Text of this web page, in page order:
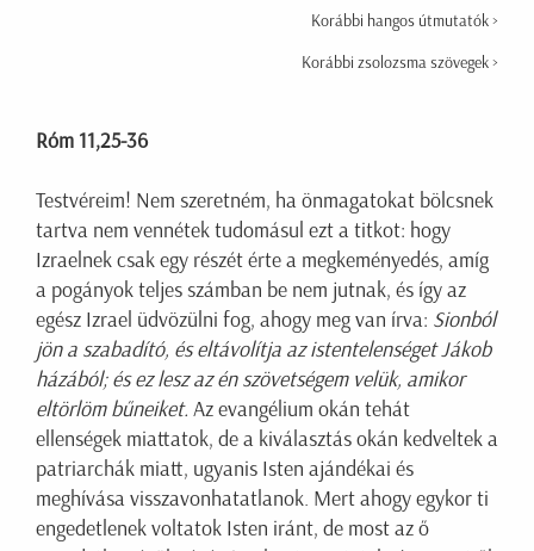
Korábbi hangos útmutatók >
Korábbi zsolozsma szövegek >
Róm 11,25-36
Testvéreim! Nem szeretném, ha önmagatokat bölcsnek
tartva nem vennétek tudomásul ezt a titkot: hogy
Izraelnek csak egy részét érte a megkeményedés, amíg
a pogányok teljes számban be nem jutnak, és így az
egész Izrael üdvözülni fog, ahogy meg van írva: Sionból
jön a szabadító, és eltávolítja az istentelenséget Jákob
házából; és ez lesz az én szövetségem velük, amikor
eltörlöm bűneiket. Az evangélium okán tehát
ellenségek miattatok, de a kiválasztás okán kedveltek a
patriarchák miatt, ugyanis Isten ajándékai és
meghívása visszavonhatatlanok. Mert ahogy egykor ti
engedetlenek voltatok Isten iránt, de most az ő